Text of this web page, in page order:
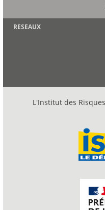
RESEAUX
L'Institut des